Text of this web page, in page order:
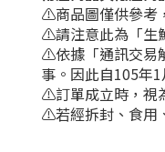
⚠️商品圖僅供參考
⚠️請注意此為「生
⚠️依據「通訊交易
事。因此自105年
⚠️訂單成立時，視
⚠️若經拆封、食用